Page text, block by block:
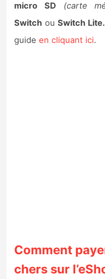
micro SD (carte
Switch ouSwitch Lite.
guideen cliquant ici.
Comment
chers sur